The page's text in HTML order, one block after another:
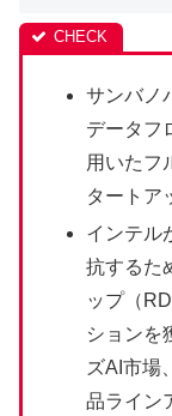
サンバノ
データフ
用いたフ
タートア
インテル
抗するた
ップ（
ションを
ズAI市場
品ライン